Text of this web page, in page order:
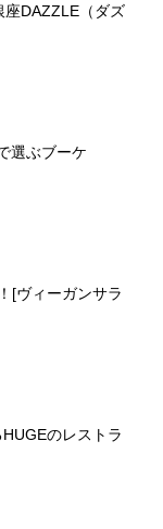
座DAZZLE（ダズ
選ぶブーケ
[ヴィーガンサラ
のレストラ